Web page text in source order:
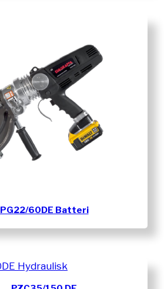
PG22/60DE Batteri